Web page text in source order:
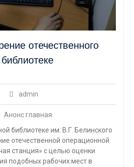
отечественного
admin
Анонс главная
библиотеке им. В.Г. Белинского
отечественной операционной
станция» с целью оценки
подобных рабочих мест в